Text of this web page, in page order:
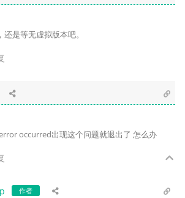
是等无虚拟版本吧。
occurred出现这个问题就退出了 怎么办
作者